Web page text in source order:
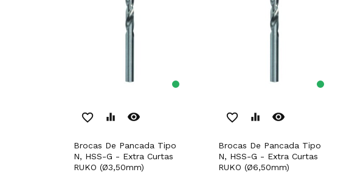
favorite_border equalizer remove_red_eye
Brocas De Pancada Tipo
N, HSS-G - Extra Curtas
RUKO (Ø3,50mm)
favorite_border equalizer remove_red_eye
Brocas De Pancada Tipo
N, HSS-G - Extra Curtas
RUKO (Ø6,50mm)